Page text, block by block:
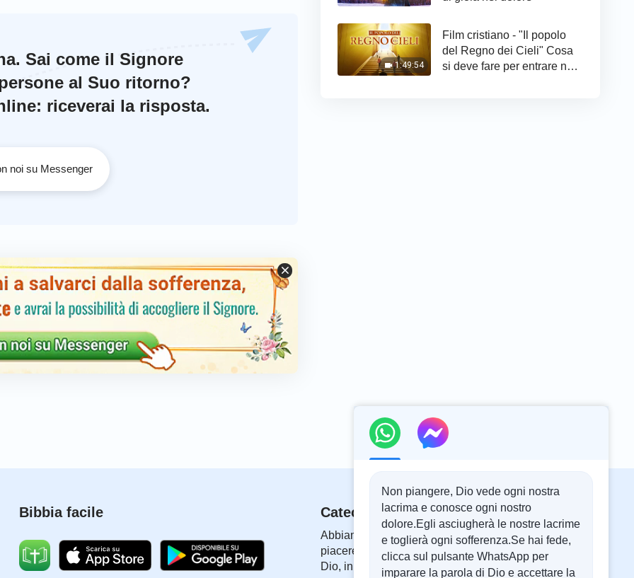
battaglia contro il governo del PCC… Alla fine,
sul male.
Sai come il Signore
al Suo ritorno?
riceverai la risposta.
noi su Messenger
1:49:54
Film cristiano - "Il popolo
del Regno dei Cieli" Cosa
si deve fare per entrare nel
Bibbia facile Catechismo Online
Abbiamo 24 ore, cioè 1440 minuti al giorno. Ti
piacerebbe dedicare 10 minuti ad ascoltare le parole di
Dio, in modo da avvicinarti a Lui?
Non piangere, Dio vede ogni nostra
lacrima e conosce ogni nostro
dolore.Egli asciugherà le nostre lacrime
e toglierà ogni sofferenza.Se hai fede,
clicca sul pulsante WhatsApp per
imparare la parola di Dio e accettare la